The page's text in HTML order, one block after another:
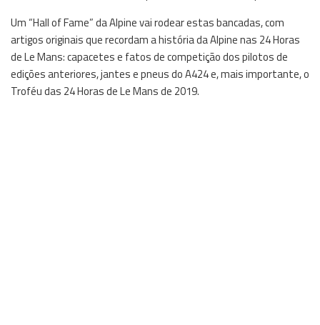
Um “Hall of Fame” da Alpine vai rodear estas bancadas, com
artigos originais que recordam a história da Alpine nas 24 Horas
de Le Mans: capacetes e fatos de competição dos pilotos de
edições anteriores, jantes e pneus do A424 e, mais importante, o
Troféu das 24 Horas de Le Mans de 2019.